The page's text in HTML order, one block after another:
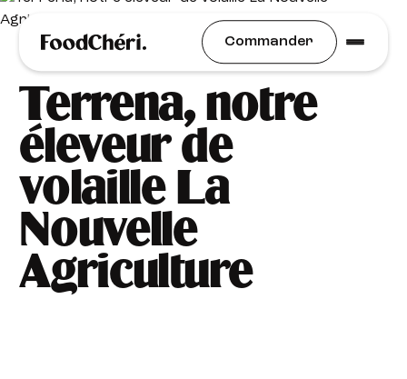
Commander
Nos Producteurs
Terrena, notre
éleveur de
volaille La
Nouvelle
Agriculture